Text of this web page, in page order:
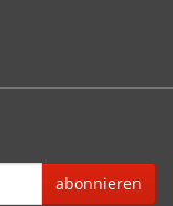
abonnieren